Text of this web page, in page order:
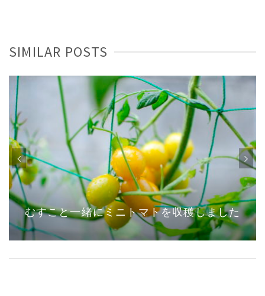
SIMILAR POSTS
憧れのシーリングファンDIY取り付けで意外
と苦労したポイントとは？